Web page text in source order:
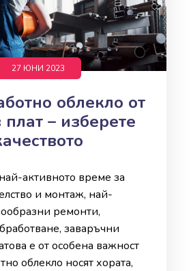
27 ЮНИ 2023
облекло от
– изберете
активното време за
и монтаж, най-
ремонти,
заваръчни
е от особена важност
облекло носят хората,